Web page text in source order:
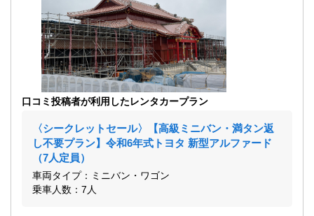
口コミ投稿者が利用したレンタカープラン
〈シークレットセール〉【高級ミニバン・満タン返
し不要プラン】令和6年式トヨタ 新型アルファード
（7人定員）
車両タイプ：ミニバン・ワゴン
乗車人数：7人